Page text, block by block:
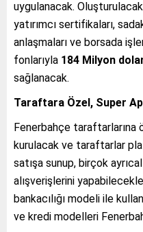
uygulanacak.
yatırımcı sertifikaları,
anlaşmaları ve borsada
fonlarıyla 184 Milyon
sağlanacak.
Taraftara Özel, Super
Fenerbahçe taraftarlarına
kurulacak ve taraftarlar
satışa sunup, birçok
alışverişlerini
bankacılığı modeli ile
ve kredi modelleri